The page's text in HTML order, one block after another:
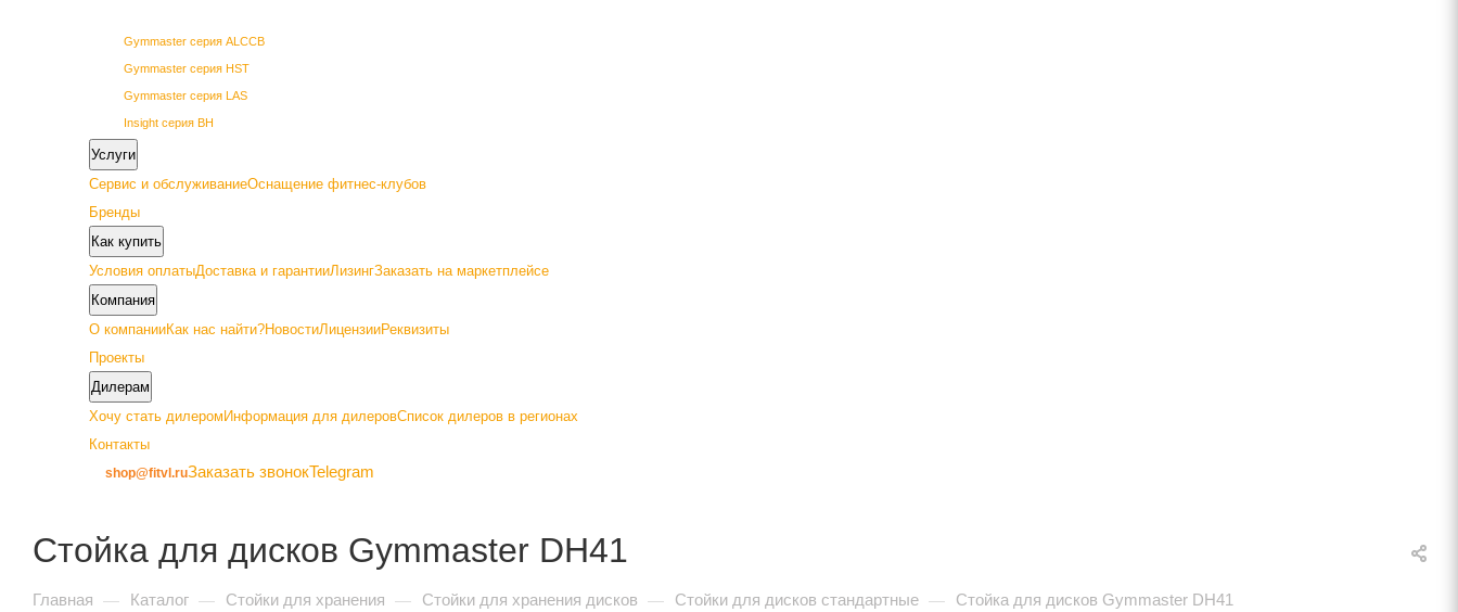
Gymmaster серия ALCCB
Gymmaster серия HST
Gymmaster серия LAS
Insight серия BH
Insight серия BL
Insight серия PL
SHUA 68 серия
SHUA 69 серия
Vertex серия GETN
Премиум
SHUA 88 серия
Vertex серия APS
Услуги
Сервис и обслуживаниеОснащение фитнес-клубов
Бренды
Как купить
Условия оплатыДоставка и гарантииЛизингЗаказать на маркетплейсе
Компания
О компанииКак нас найти?НовостиЛицензииРеквизиты
Проекты
Дилерам
Хочу стать дилером Информация для дилеровСписок дилеров в регионах
Контакты
shop@fitvl.ruЗаказать звонокTelegram
Стойка для дисков Gymmaster DH41
Главная — Каталог — Стойки для хранения — Стойки для хранения дисков — Стойки для дисков стандартные — Стойка для дисков Gymmaster DH41